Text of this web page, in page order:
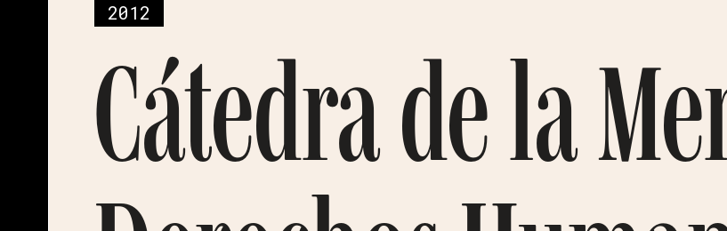
2012
Cátedra de la